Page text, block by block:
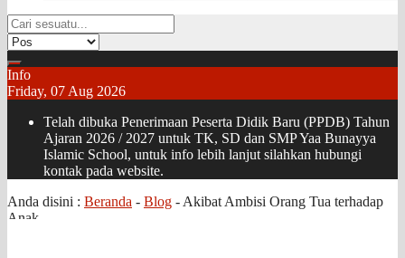
Info
Friday, 07 Aug 2026
Telah dibuka Penerimaan Peserta Didik Baru (PPDB) Tahun
Ajaran 2026 / 2027 untuk TK, SD dan SMP Yaa Bunayya
Islamic School, untuk info lebih lanjut silahkan hubungi
kontak pada website.
Anda disini : Beranda - Blog - Akibat Ambisi Orang Tua terhadap
Anak